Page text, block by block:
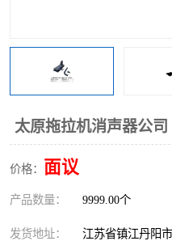
太原拖拉机消声器公
价格： 面议
产品数量： 9999.00个
发货地址： 江苏省镇江丹阳市